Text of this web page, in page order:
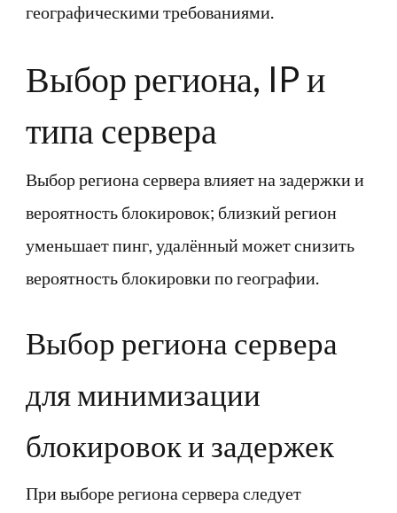
географическими требованиями.
Выбор региона, IP и
типа сервера
Выбор региона сервера влияет на задержки и
вероятность блокировок; близкий регион
уменьшает пинг, удалённый может снизить
вероятность блокировки по географии.
Выбор региона сервера
для минимизации
блокировок и задержек
При выборе региона сервера следует